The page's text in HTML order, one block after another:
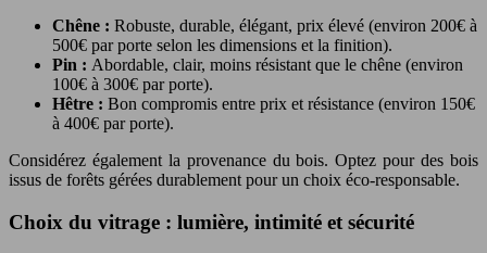
Chêne : Robuste, durable, élégant, prix élevé (environ 200€ à
500€ par porte selon les dimensions et la finition).
Pin : Abordable, clair, moins résistant que le chêne (environ
100€ à 300€ par porte).
Hêtre : Bon compromis entre prix et résistance (environ 150€
à 400€ par porte).
Considérez également la provenance du bois. Optez pour des bois
issus de forêts gérées durablement pour un choix éco-responsable.
Choix du vitrage : lumière, intimité et sécurité